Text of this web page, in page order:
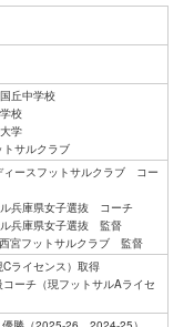
丘中学校
校
学
サルクラブ
ースフットサルクラブ コー
兵庫県女子選抜 コーチ
兵庫県女子選抜 監督
宮フットサルクラブ 監督
ライセンス）取得
ーチ（現フットサルAライセ